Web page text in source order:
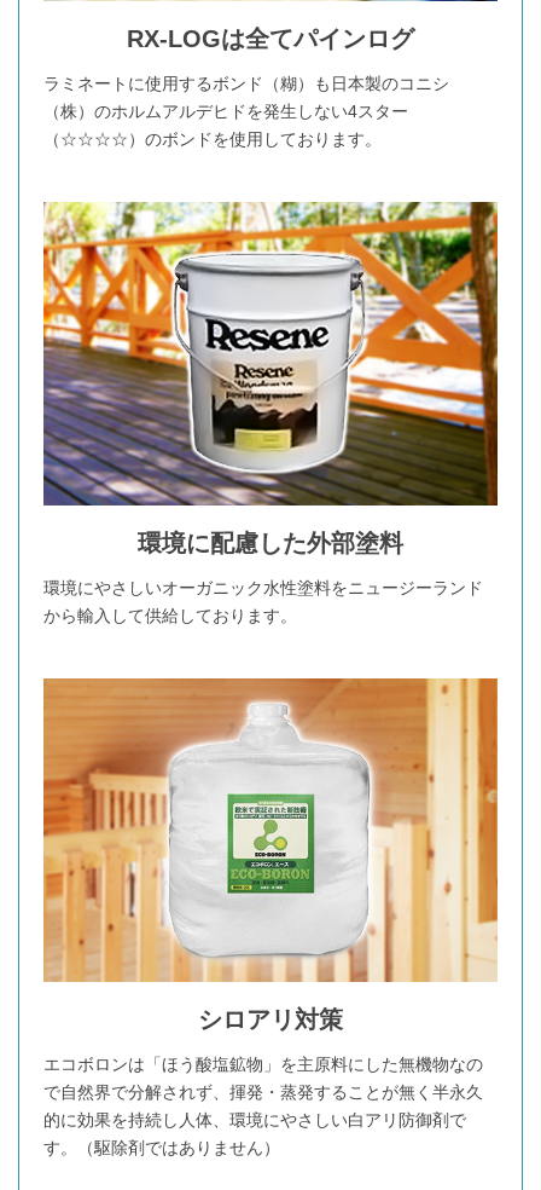
RX-LOGは全てパインログ
ラミネートに使用するボンド（糊）も日本製のコニシ
（株）のホルムアルデヒドを発生しない4スター
（☆☆☆☆）のボンドを使用しております。
環境に配慮した外部塗料
環境にやさしいオーガニック水性塗料をニュージーランド
から輸入して供給しております。
シロアリ対策
エコボロンは「ほう酸塩鉱物」を主原料にした無機物なの
で自然界で分解されず、揮発・蒸発することが無く半永久
的に効果を持続し人体、環境にやさしい白アリ防御剤で
す。（駆除剤ではありません）